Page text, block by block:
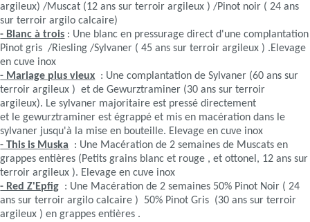
argileux) /Muscat (12 ans sur terroir argileux ) /Pinot noir ( 24 ans
sur terroir argilo calcaire)
- Blanc à trois : Une blanc en pressurage direct d'une complantation
Pinot gris /Riesling /Sylvaner ( 45 ans sur terroir argileux ) .Elevage
en cuve inox
- Mariage plus vieux : Une complantation de Sylvaner (60 ans sur
terroir argileux ) et de Gewurztraminer (30 ans sur terroir
argileux). Le sylvaner majoritaire est pressé directement
et le gewurztraminer est égrappé et mis en macération dans le
sylvaner jusqu'à la mise en bouteille. Elevage en cuve inox
- This is Muska : Une Macération de 2 semaines de Muscats en
grappes entières (Petits grains blanc et rouge , et ottonel, 12 ans sur
terroir argileux ). Elevage en cuve inox
- Red Z'Epfig : Une Macération de 2 semaines 50% Pinot Noir ( 24
ans sur terroir argilo calcaire ) 50% Pinot Gris (30 ans sur terroir
argileux ) en grappes entières .